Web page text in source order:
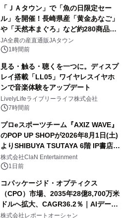
「ＪＡタウン」で「魚の日限定セー
ル」を開催！長崎県産「黄金あなご」
や「天然本まぐろ」など約280商品を
販売！～毎月１０日の定例企画～
JA全農の産直通販JAタウン
1時間前
見る・触る・聴くを一つに。ディスプ
レイ搭載「LL05」ワイヤレスイヤホ
ンで音楽体験をアップデート
LivelyLifeライブリーライフ株式会社
7時間前
プロeスポーツチーム『AXIZ WAVE』
のPOP UP SHOPが2026年8月1日(土)
よりSHIBUYA TSUTAYA 6階 IP書店で
開催決定！！
株式会社ClaN Entertainment
1日前
コパッケージド・オプティクス
（CPO）市場、2035年28億8,700万米
ドルへ拡大、CAGR36.2％｜AIデータ
センター・高速光通信需要が成長を加
株式会社レポートオーシャン